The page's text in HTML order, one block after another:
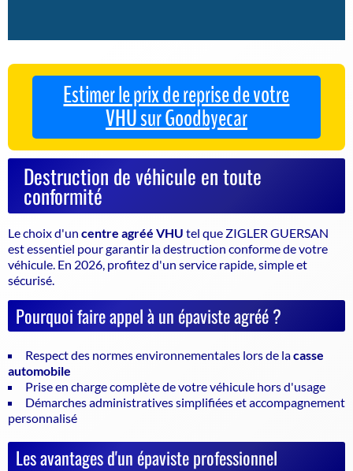
Estimer le prix de reprise de votre
VHU sur Goodbyecar
Destruction de véhicule en toute
conformité
Le choix d'un centre agréé VHU tel que ZIGLER GUERSAN
est essentiel pour garantir ladestruction conforme de votre
véhicule . En 2026, profitez d'un service rapide, simple et
sécurisé.
Pourquoi faire appel à un épaviste agréé ?
Respect des normes environnementales lors de lacasse
automobile
Prise en charge complète de votre véhicule hors d'usage
Démarches administratives simplifiées et accompagnement
personnalisé
Les avantages d'un épaviste professionnel